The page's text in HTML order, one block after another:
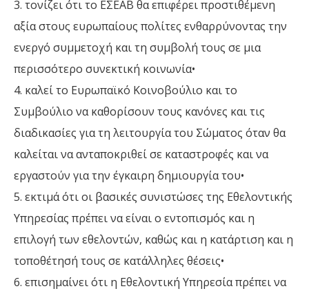
3. τονίζει ότι το ΕΣΕΑΒ θα επιφέρει προστιθέμενη
αξία στους ευρωπαίους πολίτες ενθαρρύνοντας την
ενεργό συμμετοχή και τη συμβολή τους σε μια
περισσότερο συνεκτική κοινωνία•
4. καλεί το Ευρωπαϊκό Κοινοβούλιο και το
Συμβούλιο να καθορίσουν τους κανόνες και τις
διαδικασίες για τη λειτουργία του Σώματος όταν θα
καλείται να ανταποκριθεί σε καταστροφές και να
εργαστούν για την έγκαιρη δημιουργία του•
5. εκτιμά ότι οι βασικές συνιστώσες της Εθελοντικής
Υπηρεσίας πρέπει να είναι ο εντοπισμός και η
επιλογή των εθελοντών, καθώς και η κατάρτιση και η
τοποθέτησή τους σε κατάλληλες θέσεις•
6. επισημαίνει ότι η Εθελοντική Υπηρεσία πρέπει να